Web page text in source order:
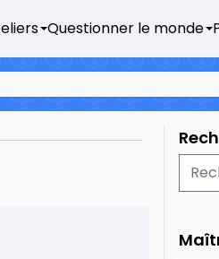
Questionner le monde